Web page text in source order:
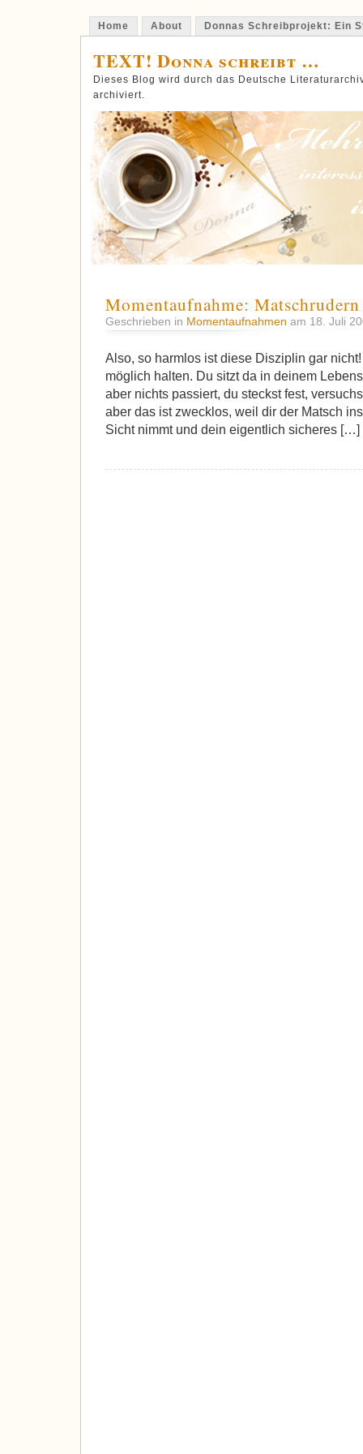
Home About Donnas Schreibprojekt: Ein
TEXT! Donna schreibt …
Dieses Blog wird durch das Deutsche
archiviert.
Momentaufnahme: Matschrudern
Geschrieben in Momentaufnahmen am 18. Juli
Also, so harmlos ist diese Disziplin gar
möglich halten. Du sitzt da in deinem
aber nichts passiert, du steckst fest,
aber das ist zwecklos, weil dir der Matsch
Sicht nimmt und dein eigentlich sicheres […]